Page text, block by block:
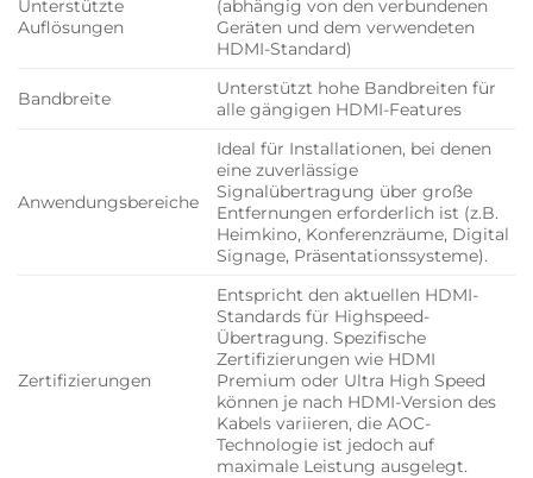
Unterstützte
Auflösungen
(abhängig von den verbundenen
Geräten und dem verwendeten
HDMI-Standard)
Bandbreite
Unterstützt hohe Bandbreiten für
alle gängigen HDMI-Features
Anwendungsbereiche
Ideal für Installationen, bei denen
eine zuverlässige
Signalübertragung über große
Entfernungen erforderlich ist (z.B.
Heimkino, Konferenzräume, Digital
Signage, Präsentationssysteme).
Zertifizierungen
Entspricht den aktuellen HDMI-
Standards für Highspeed-
Übertragung. Spezifische
Zertifizierungen wie HDMI
Premium oder Ultra High Speed
können je nach HDMI-Version des
Kabels variieren, die AOC-
Technologie ist jedoch auf
maximale Leistung ausgelegt.